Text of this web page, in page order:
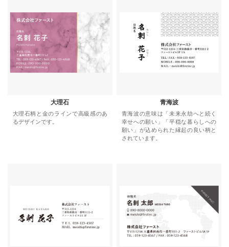
大理石
大理石柄と金のラインで高級感のあ
るデザインです。
青海波
青海波の意味は「未来永劫へと続く
幸せへの願い」「平穏な暮らしへの
願い」が込められた縁起の良い柄と
されています。